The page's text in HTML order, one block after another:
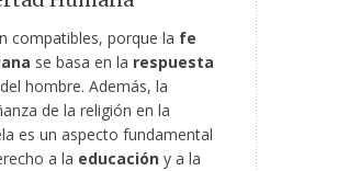
compatibles, porque la fe
se basa en la respuesta
del hombre. Además, la
de la religión en la
es un aspecto fundamental
a la educación y a la